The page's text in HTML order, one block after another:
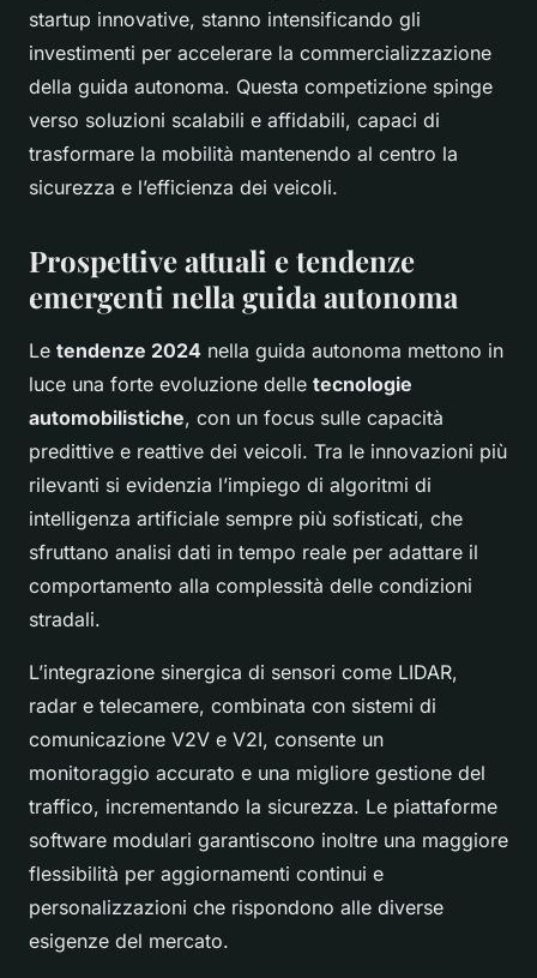
startup innovative, stanno intensificando gli
investimenti per accelerare la commercializzazione
della guida autonoma. Questa competizione spinge
verso soluzioni scalabili e affidabili, capaci di
trasformare la mobilità mantenendo al centro la
sicurezza e l’efficienza dei veicoli.
Prospettive attuali e tendenze
emergenti nella guida autonoma
Le tendenze 2024 nella guida autonoma mettono in
luce una forte evoluzione delle tecnologie
automobilistiche, con un focus sulle capacità
predittive e reattive dei veicoli. Tra le innovazioni più
rilevanti si evidenzia l’impiego di algoritmi di
intelligenza artificiale sempre più sofisticati, che
sfruttano analisi dati in tempo reale per adattare il
comportamento alla complessità delle condizioni
stradali.
L’integrazione sinergica di sensori come LIDAR,
radar e telecamere, combinata con sistemi di
comunicazione V2V e V2I, consente un
monitoraggio accurato e una migliore gestione del
traffico, incrementando la sicurezza. Le piattaforme
software modulari garantiscono inoltre una maggiore
flessibilità per aggiornamenti continui e
personalizzazioni che rispondono alle diverse
esigenze del mercato.